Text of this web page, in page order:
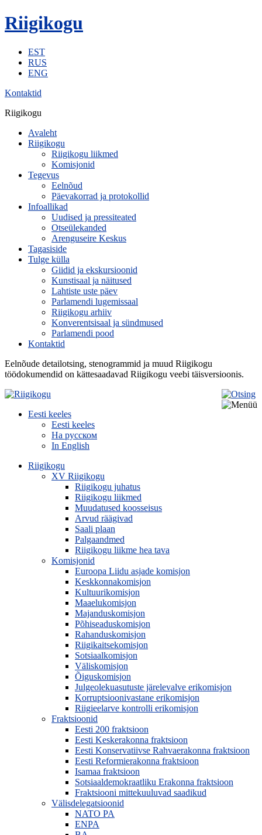
Riigikogu
EST
RUS
ENG
Kontaktid
Riigikogu
Avaleht
Riigikogu
Riigikogu liikmed
Komisjonid
Tegevus
Eelnõud
Päevakorrad ja protokollid
Infoallikad
Uudised ja pressiteated
Otseülekanded
Arenguseire Keskus
Tagasiside
Tulge külla
Giidid ja ekskursioonid
Kunstisaal ja näitused
Lahtiste uste päev
Parlamendi lugemissaal
Riigikogu arhiiv
Konverentsisaal ja sündmused
Parlamendi pood
Kontaktid
Eelnõude detailotsing, stenogrammid ja muud Riigikogu
töödokumendid on kättesaadavad Riigikogu veebi täisversioonis.
Eesti keeles
Eesti keeles
На русском
In English
Riigikogu
XV Riigikogu
Riigikogu juhatus
Riigikogu liikmed
Muudatused koosseisus
Arvud räägivad
Saali plaan
Palgaandmed
Riigikogu liikme hea tava
Komisjonid
Euroopa Liidu asjade komisjon
Keskkonnakomisjon
Kultuurikomisjon
Maaelukomisjon
Majanduskomisjon
Põhiseaduskomisjon
Rahanduskomisjon
Riigikaitsekomisjon
Sotsiaalkomisjon
Väliskomisjon
Õiguskomisjon
Julgeolekuasutuste järelevalve erikomisjon
Korruptsioonivastane erikomisjon
Riigieelarve kontrolli erikomisjon
Fraktsioonid
Eesti 200 fraktsioon
Eesti Keskerakonna fraktsioon
Eesti Konservatiivse Rahvaerakonna fraktsioon
Eesti Reformierakonna fraktsioon
Isamaa fraktsioon
Sotsiaaldemokraatliku Erakonna fraktsioon
Fraktsiooni mittekuuluvad saadikud
Välisdelegatsioonid
NATO PA
ENPA